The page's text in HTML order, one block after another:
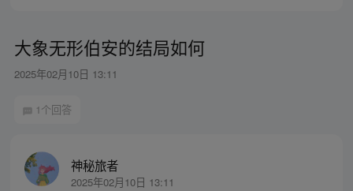
大象无形伯安的结局如何
2025年02月10日 13:11
1个回答
神秘旅者
2025年02月10日 13:11